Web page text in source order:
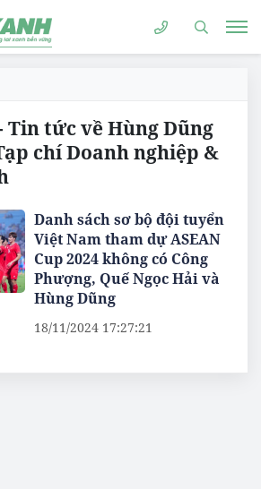
Tin tức về Hùng Dũng
chí Doanh nghiệp &
Danh sách sơ bộ đội tuyển
Việt Nam tham dự ASEAN
Cup 2024 không có Công
Phượng, Quế Ngọc Hải và
Hùng Dũng
18/11/2024 17:27:21